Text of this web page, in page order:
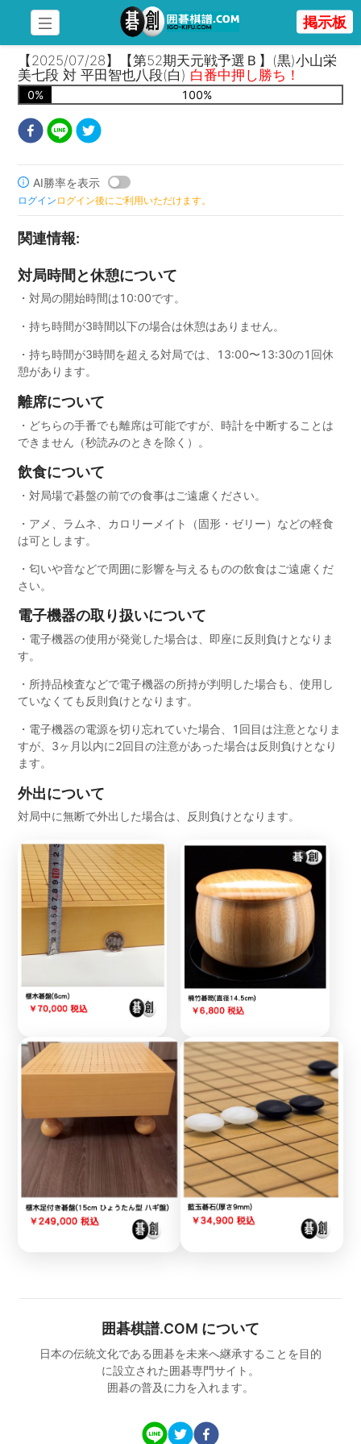
掲示板
【2025/07/28】【第52期天元戦予選Ｂ】(黒)小山栄
美七段 対 平田智也八段(白) 白番中押し勝ち！
0% 100%
AI勝率を表示
ログイン ログイン後にご利用いただけます。
関連情報:
対局時間と休憩について
・対局の開始時間は10:00です。
・持ち時間が3時間以下の場合は休憩はありません。
・持ち時間が3時間を超える対局では、13:00〜13:30の1回休
憩があります。
離席について
・どちらの手番でも離席は可能ですが、時計を中断することは
できません（秒読みのときを除く）。
飲食について
・対局場で碁盤の前での食事はご遠慮ください。
・アメ、ラムネ、カロリーメイト（固形・ゼリー）などの軽食
は可とします。
・匂いや音などで周囲に影響を与えるものの飲食はご遠慮くだ
さい。
電子機器の取り扱いについて
・電子機器の使用が発覚した場合は、即座に反則負けとなりま
す。
・所持品検査などで電子機器の所持が判明した場合も、使用し
ていなくても反則負けとなります。
・電子機器の電源を切り忘れていた場合、1回目は注意となりま
すが、3ヶ月以内に2回目の注意があった場合は反則負けとなり
ます。
外出について
対局中に無断で外出した場合は、反則負けとなります。
囲碁棋譜.COM について
日本の伝統文化である囲碁を未来へ継承することを目的
に設立された囲碁専門サイト。
囲碁の普及に力を入れます。